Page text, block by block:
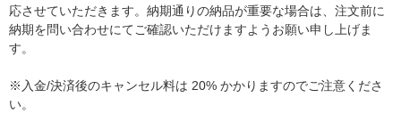
応させていただきます。納期通りの納品が重要な場合は、注文前に
納期を問い合わせにてご確認いただけますようお願い申し上げま
す。
※入金/決済後のキャンセル料は 20% かかりますのでご注意くださ
い。